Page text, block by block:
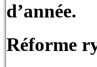
d’année.
Réforme